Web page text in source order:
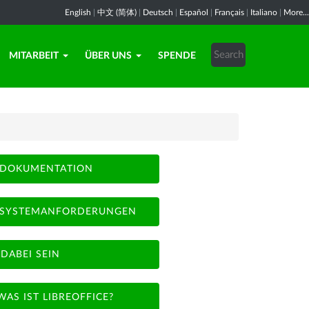
English 中文 (简体) Deutsch Español Français Italiano More...
MITARBEIT ÜBER UNS SPENDE
DOKUMENTATION
SYSTEMANFORDERUNGEN
DABEI SEIN
IST LIBREOFFICE?